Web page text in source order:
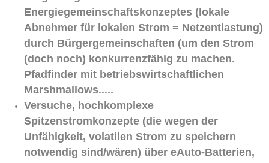
Energiegemeinschaftskonzeptes (lokale
Abnehmer für lokalen Strom = Netzentlastung)
durch Bürgergemeinschaften (um den Strom
(doch noch) konkurrenzfähig zu machen.
Pfadfinder mit betriebswirtschaftlichen
Marshmallows.....
Versuche, hochkomplexe
Spitzenstromkonzepte (die wegen der
Unfähigkeit, volatilen Strom zu speichern
notwendig sind/wären) über eAuto-Batterien,